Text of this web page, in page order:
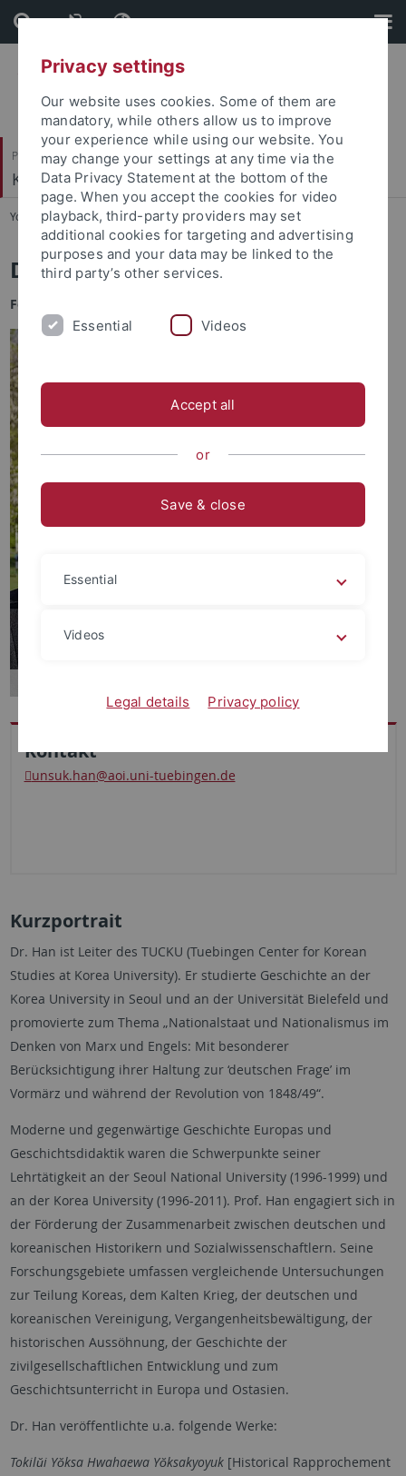
Skip
to
content
Skip
to
footer
Philosophische Fakultät
Koreanistik
You are here: Startseite ... Han, Unsuk
Dr. phil. Unsuk Han
Fellow
Kontakt
unsuk.han@aoi.uni-tuebingen.de
Kurzportrait
Dr. Han ist Leiter des TUCKU (Tuebingen Center for Korean
Studies at Korea University). Er studierte Geschichte an der
Korea University in Seoul und an der Universität Bielefeld und
promovierte zum Thema „Nationalstaat und Nationalismus im
Denken von Marx und Engels: Mit besonderer
Berücksichtigung ihrer Haltung zur ‘deutschen Frage’ im
Vormärz und während der Revolution von 1848/49“.
Moderne und gegenwärtige Geschichte Europas und
Geschichtsdidaktik waren die Schwerpunkte seiner
Lehrtätigkeit an der Seoul National University (1996-1999) und
an der Korea University (1996-2011). Prof. Han engagiert sich in
der Förderung der Zusammenarbeit zwischen deutschen und
koreanischen Historikern und Sozialwissenschaftlern. Seine
Forschungsgebiete umfassen vergleichende Untersuchungen
zur Teilung Koreas, dem Kalten Krieg, der deutschen und
koreanischen Vereinigung, Vergangenheitsbewältigung, der
historischen Aussöhnung, der Geschichte der
zivilgesellschaftlichen Entwicklung und zum
Geschichtsunterricht in Europa und Ostasien.
Dr. Han veröffentlichte u.a. folgende Werke:
Tokilŭi Yŏksa Hwahaewa Yŏksakyoyuk[Historical Rapprochement
Privacy settings
Our website uses cookies. Some of them are
mandatory, while others allow us to improve
your experience while using our website. You
may change your settings at any time via the
Data Privacy Statement at the bottom of the
page. When you accept the cookies for video
playback, third-party providers may set
additional cookies for targeting and advertising
purposes and your data may be linked to the
third party’s other services.
Essential Videos
Accept all
or
Save & close
Essential
Videos
Legal details Privacy policy